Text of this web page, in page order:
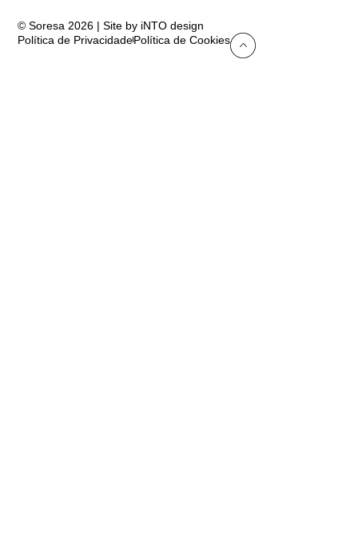
© Soresa 2026 | Site by iNTO design
Política de PrivacidadePolítica de Cookies